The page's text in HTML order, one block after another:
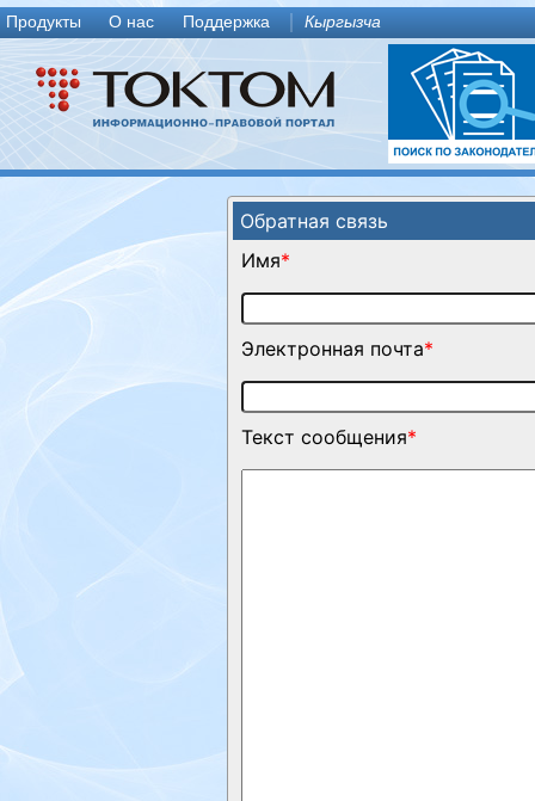
Продукты О нас Поддержка Кыргызча
Обратная связь
Имя*
Электронная почта*
Текст сообщения*